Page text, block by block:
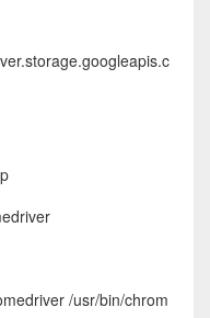
/usr/bin/chrom